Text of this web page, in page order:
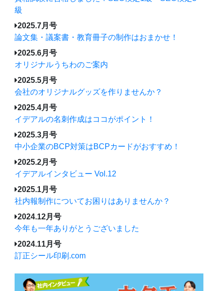
級
2025.7月号
論文集・議案書・教育冊子の制作はおまかせ！
2025.6月号
オリジナルうちわのご案内
2025.5月号
会社のオリジナルグッズを作りませんか？
2025.4月号
イデアルの名刺作成はココがポイント！
2025.3月号
中小企業のBCP対策はBCPカードがおすすめ！
2025.2月号
イデアルインタビュー Vol.12
2025.1月号
社内報制作についてお困りはありませんか？
2024.12月号
今年も一年ありがとうございました
2024.11月号
訂正シール印刷.com